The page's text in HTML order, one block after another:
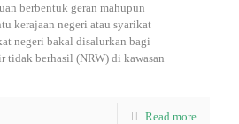
berbentuk geran mahupun
kerajaan negeri atau syarikat
negeri bakal disalurkan bagi
tidak berhasil (NRW) di kawasan
Read more